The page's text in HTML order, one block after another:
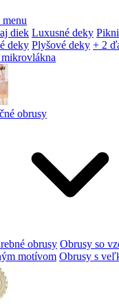
diek Luxusné deky
deky Plyšové deky + 2
obrusy
obrusy Obrusy so
motívom Obrusy s